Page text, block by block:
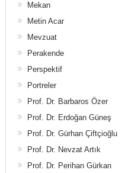
Mekan
Metin Acar
Mevzuat
Perakende
Perspektif
Portreler
Prof. Dr. Barbaros Özer
Prof. Dr. Erdoğan Güneş
Prof. Dr. Gürhan Çiftçioğlu
Prof. Dr. Nevzat Artık
Prof. Dr. Perihan Gürkan